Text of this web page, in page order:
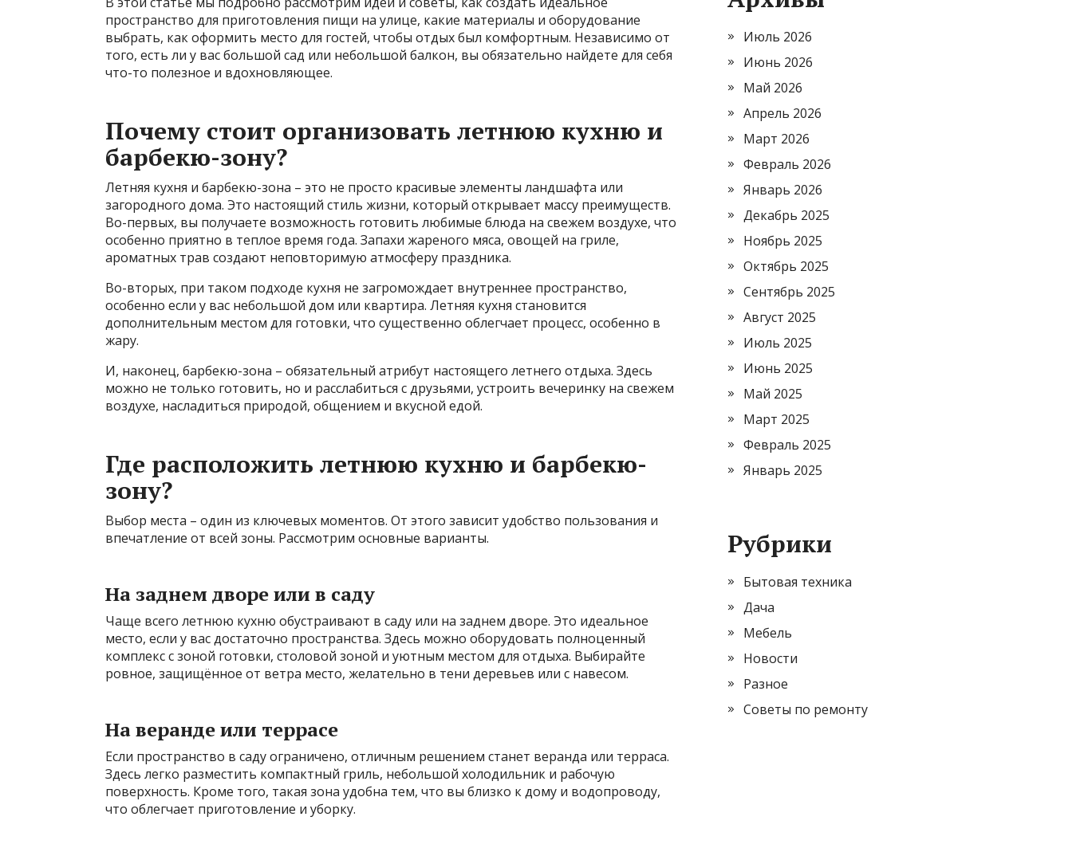
пространство для приготовления пищи на улице, какие материалы и оборудование
выбрать, как оформить место для гостей, чтобы отдых был комфортным. Независимо от
того, есть ли у вас большой сад или небольшой балкон, вы обязательно найдете для себя
что-то полезное и вдохновляющее.
Почему стоит организовать летнюю кухню и
барбекю-зону?
Летняя кухня и барбекю-зона – это не просто красивые элементы ландшафта или
загородного дома. Это настоящий стиль жизни, который открывает массу преимуществ.
Во-первых, вы получаете возможность готовить любимые блюда на свежем воздухе, что
особенно приятно в теплое время года. Запахи жареного мяса, овощей на гриле,
ароматных трав создают неповторимую атмосферу праздника.
Во-вторых, при таком подходе кухня не загромождает внутреннее пространство,
особенно если у вас небольшой дом или квартира. Летняя кухня становится
дополнительным местом для готовки, что существенно облегчает процесс, особенно в
жару.
И, наконец, барбекю-зона – обязательный атрибут настоящего летнего отдыха. Здесь
можно не только готовить, но и расслабиться с друзьями, устроить вечеринку на свежем
воздухе, насладиться природой, общением и вкусной едой.
Где расположить летнюю кухню и барбекю-
зону?
Выбор места – один из ключевых моментов. От этого зависит удобство пользования и
впечатление от всей зоны. Рассмотрим основные варианты.
На заднем дворе или в саду
Чаще всего летнюю кухню обустраивают в саду или на заднем дворе. Это идеальное
место, если у вас достаточно пространства. Здесь можно оборудовать полноценный
комплекс с зоной готовки, столовой зоной и уютным местом для отдыха. Выбирайте
ровное, защищённое от ветра место, желательно в тени деревьев или с навесом.
На веранде или террасе
Если пространство в саду ограничено, отличным решением станет веранда или терраса.
Здесь легко разместить компактный гриль, небольшой холодильник и рабочую
поверхность. Кроме того, такая зона удобна тем, что вы близко к дому и водопроводу,
что облегчает приготовление и уборку.
Июль 2026
Июнь 2026
Май 2026
Апрель 2026
Март 2026
Февраль 2026
Январь 2026
Декабрь 2025
Ноябрь 2025
Октябрь 2025
Сентябрь 2025
Август 2025
Июль 2025
Июнь 2025
Май 2025
Март 2025
Февраль 2025
Январь 2025
Рубрики
Бытовая техника
Дача
Мебель
Новости
Разное
Советы по ремонту